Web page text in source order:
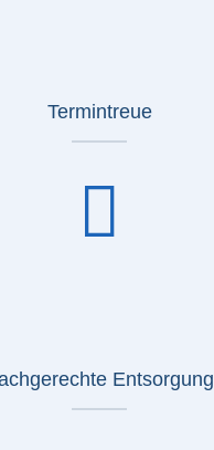
Termintreue
Entsorgung